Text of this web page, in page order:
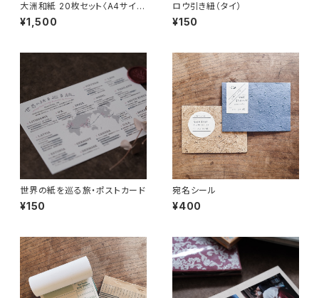
大洲和紙 20枚セット〈A4サイ
ズ〉
¥1,500
ロウ引き紐（タイ）
¥150
世界の紙を巡る旅・ポストカード
¥150
宛名シール
¥400